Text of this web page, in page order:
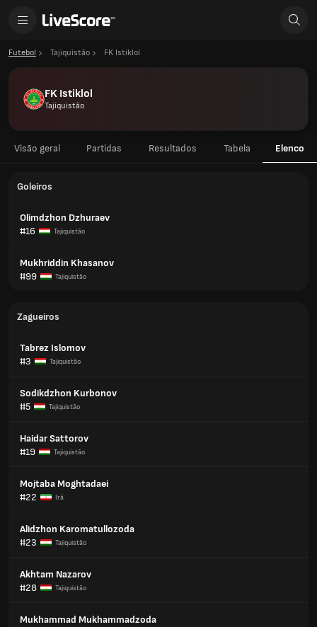
Futebol Tajiquistão FK Istiklol
FK Istiklol
Tajiquistão
Visão geral Partidas Resultados Tabela Elenco
Goleiros
Olimdzhon Dzhuraev
#16
Tajiquistão
Mukhriddin Khasanov
#99
Tajiquistão
Zagueiros
Tabrez Islomov
#3
Tajiquistão
Sodikdzhon Kurbonov
#5
Tajiquistão
Haidar Sattorov
#19
Tajiquistão
Mojtaba Moghtadaei
#22
Irã
Alidzhon Karomatullozoda
#23
Tajiquistão
Akhtam Nazarov
#28
Tajiquistão
Mukhammad Mukhammadzoda